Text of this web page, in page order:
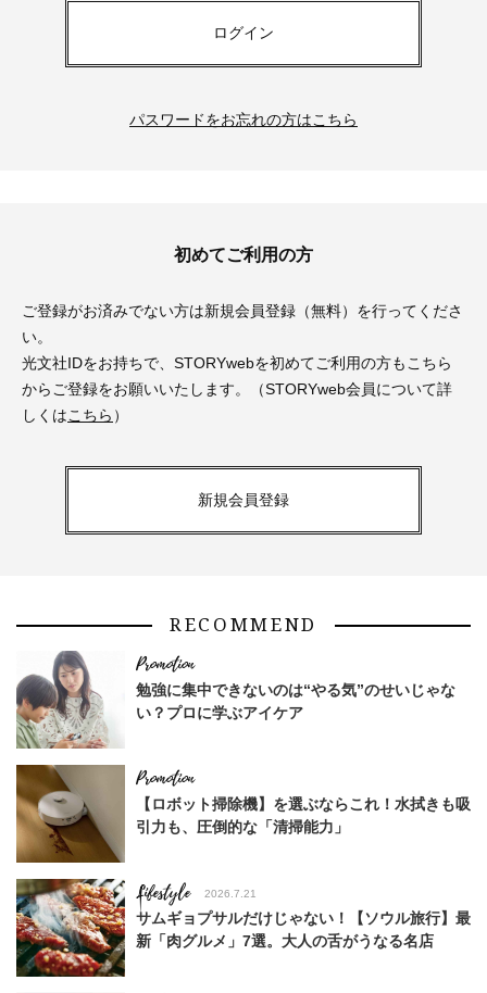
ログイン
パスワードをお忘れの方はこちら
初めてご利用の方
ご登録がお済みでない方は新規会員登録（無料）を行ってくださ
い。
光文社IDをお持ちで、STORYwebを初めてご利用の方もこちら
からご登録をお願いいたします。（STORYweb会員について詳
しくはこちら ）
新規会員登録
RECOMMEND
勉強に集中できないのは“やる気”のせいじゃな
い？プロに学ぶアイケア
【ロボット掃除機】を選ぶならこれ！水拭きも吸
引力も、圧倒的な「清掃能力」
Lifestyle 2026.7.21
サムギョプサルだけじゃない！【ソウル旅行】最
新「肉グルメ」7選。大人の舌がうなる名店